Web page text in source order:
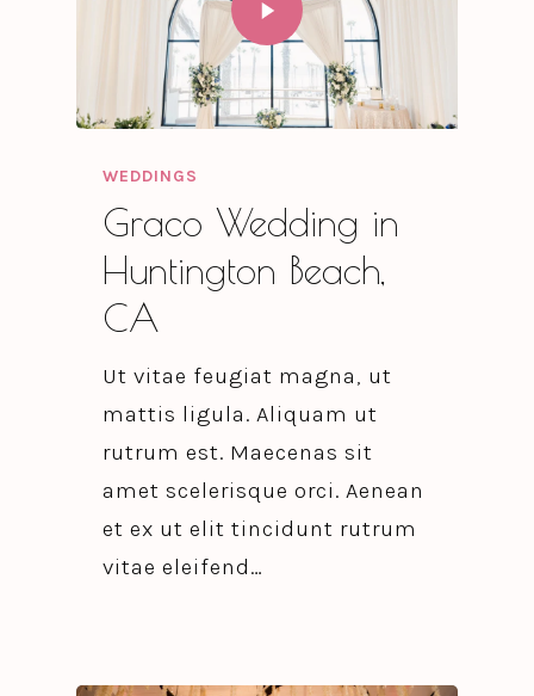
WEDDINGS
Graco Wedding in
Huntington Beach,
CA
Ut vitae feugiat magna, ut
mattis ligula. Aliquam ut
rutrum est. Maecenas sit
amet scelerisque orci. Aenean
et ex ut elit tincidunt rutrum
vitae eleifend…